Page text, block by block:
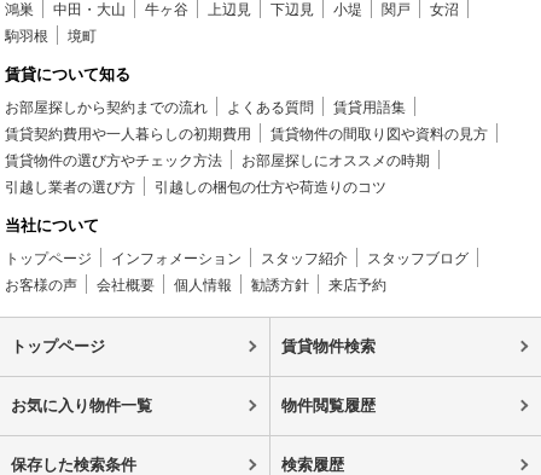
鴻巣
中田・大山 牛ヶ谷 上辺見 下辺見 小堤 関戸
女沼
駒羽根
境町
賃貸について知る
お部屋探しから契約までの流れ よくある質問
賃貸用語集
賃貸契約費用や一人暮らしの初期費用
賃貸物件の間取り図や資料の見方
賃貸物件の選び方やチェック方法
お部屋探しにオススメの時期
引越し業者の選び方
引越しの梱包の仕方や荷造りのコツ
当社について
トップページ インフォメーション スタッフ紹介
スタッフブログ
お客様の声
会社概要 個人情報 勧誘方針 来店予約
トップページ 賃貸物件検索
お気に入り物件一覧 物件閲覧履歴
保存した検索条件 検索履歴